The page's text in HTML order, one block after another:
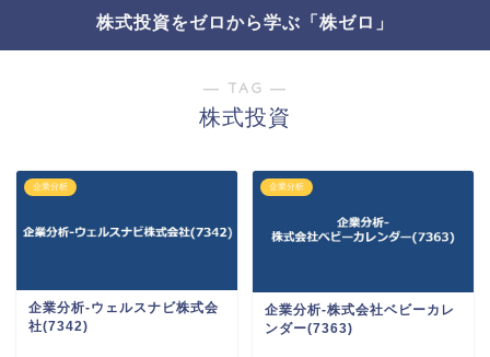
株式投資をゼロから学ぶ「株ゼロ」
― TAG ―
株式投資
企業分析
企業分析-ウェルスナビ株式会
社(7342)
企業分析
企業分析-株式会社ベビーカレ
ンダー(7363)